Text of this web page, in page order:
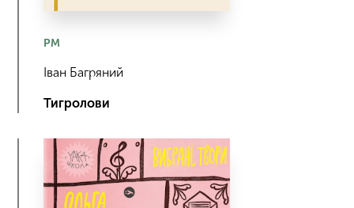
РМ
Іван Багряний
Тигролови